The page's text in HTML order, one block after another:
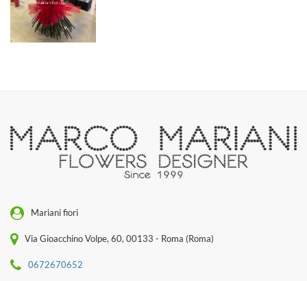
Mariani fiori
Via Gioacchino Volpe, 60, 00133 - Roma (Roma)
0672670652